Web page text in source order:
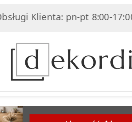
Klienta: pn-pt 8:00-17:00,